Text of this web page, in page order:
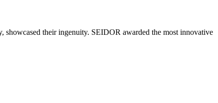
their ingenuity. SEIDOR awarded the most innovative